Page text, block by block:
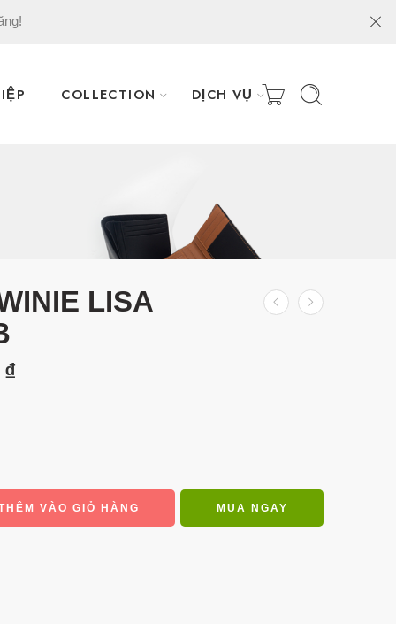
COLLECTION DỊCH VỤ
LISA
₫
VÀO GIỎ HÀNG MUA NGAY